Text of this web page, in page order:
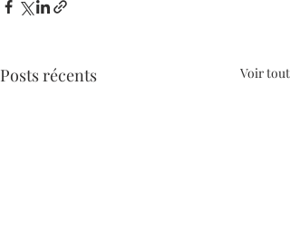
Posts récents Voir tout